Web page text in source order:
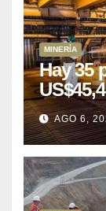
MINERÍA
Hay 35
puede
AGO 6,